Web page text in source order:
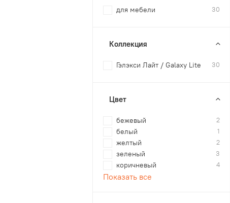
для мебели 30
Коллекция
Гэлэкси Лайт / Galaxy Lite 30
Цвет
бежевый 2
белый 1
желтый 2
зеленый 3
коричневый 4
Показать все